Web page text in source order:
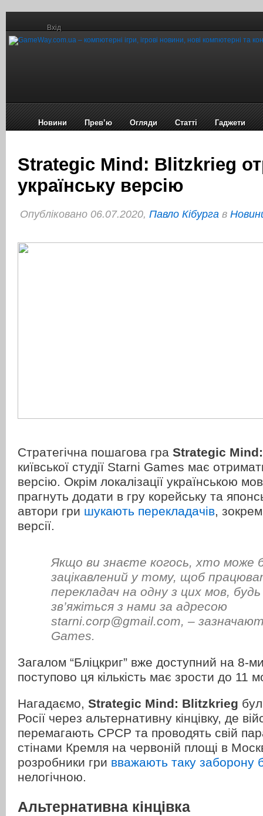
Вхід
Новини Прев’ю Огляди Статті Гаджети
Strategic Mind: Blitzkrieg
українську версію
Опубліковано 06.07.2020, Павло Кібурга в
Стратегічна пошагова гра Strategic
київської студії Starni Games має
версію. Окрім локалізації українською
прагнуть додати в гру корейську та
автори гри шукають перекладачів,
версії.
Якщо ви знаєте когось, хто може
зацікавлений у тому, щоб
перекладач на одну з цих мов,
зв’яжіться з нами за адресою
starni.corp@gmail.com, –
Games.
Загалом “Бліцкриг” вже доступний на 8-
поступово ця кількість має зрости до 11
Нагадаємо, Strategic Mind: Blitzkrieg
Росії через альтернативну кінцівку, де
перемагають СРСР та проводять свій
стінами Кремля на червоній площі в
розробники гри вважають таку заборону
нелогічною.
Альтернативна кінцівка